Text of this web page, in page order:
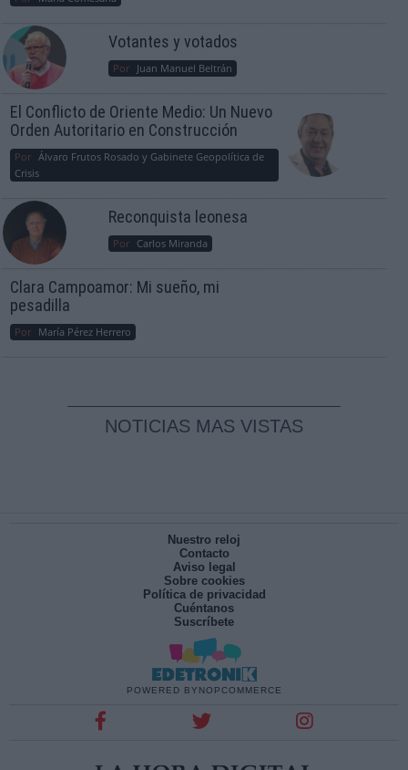
Votantes y votados
Por Juan Manuel Beltrán
El Conflicto de Oriente Medio: Un Nuevo
Orden Autoritario en Construcción
Por Álvaro Frutos Rosado y Gabinete Geopolítica de
Crisis
Reconquista leonesa
Por Carlos Miranda
Clara Campoamor: Mi sueño, mi
pesadilla
Por María Pérez Herrero
NOTICIAS MAS VISTAS
Nuestro reloj
Contacto
Aviso legal
Sobre cookies
Política de privacidad
Cuéntanos
Suscríbete
POWERED BY NOPCOMMERCE